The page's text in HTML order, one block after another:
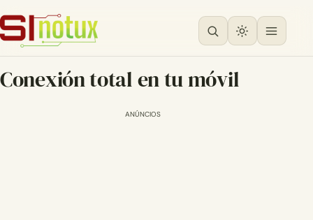
Conexión total en tu móvil
ANÚNCIOS